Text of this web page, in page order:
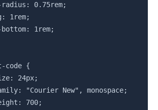
0.75rem;
1rem;
1rem;
code {
24px;
"Courier New", monospace;
700;